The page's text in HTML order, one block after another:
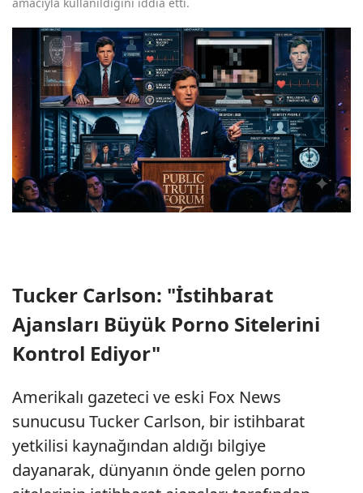
Tucker Carlson: "İstihbarat
Ajansları Büyük Porno Sitelerini
Kontrol Ediyor"
Amerikalı gazeteci ve eski Fox News
sunucusu Tucker Carlson, bir istihbarat
yetkilisi kaynağından aldığı bilgiye
dayanarak, dünyanın önde gelen porno